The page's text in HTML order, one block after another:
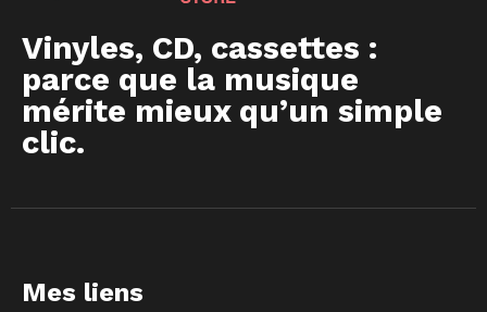
Vinyles, CD, cassettes :
parce que la musique
mérite mieux qu’un simple
clic.
Mes liens